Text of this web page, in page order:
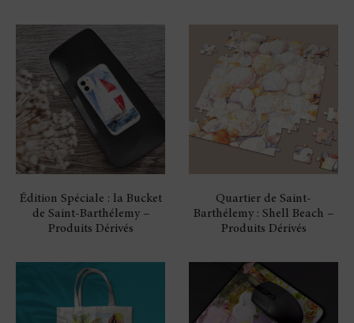
Édition Spéciale : la Bucket
de Saint-Barthélemy –
Produits Dérivés
Quartier de Saint-
Barthélemy : Shell Beach –
Produits Dérivés